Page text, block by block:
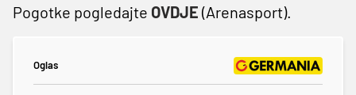
Pogotke pogledajte OVDJE (Arenasport).
Oglas